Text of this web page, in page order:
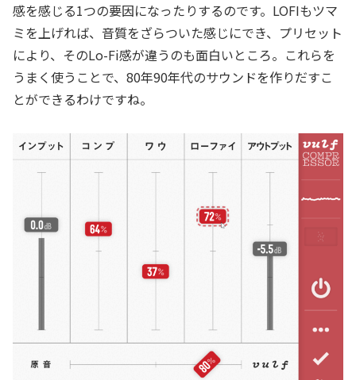
感を感じる1つの要因になったりするのです。LOFIもツマ
ミを上げれば、音質をざらついた感じにでき、プリセット
により、そのLo-Fi感が違うのも面白いところ。これらを
うまく使うことで、80年90年代のサウンドを作りだすこ
とができるわけですね。